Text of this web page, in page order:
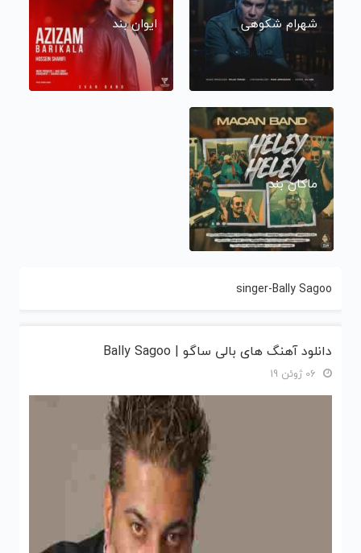
شهرام شکوهی ایوان بند
ماکان بند
singer-Bally Sagoo
دانلود آهنگ های بالی ساگو | Bally Sagoo